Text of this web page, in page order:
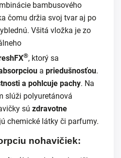
bambusového
čomu držia svoj tvar aj po
Všitá vložka je zo
®, ktorý sa
a priedušnosťou.
a pohlcuje pachy. Na
slúži polyuretánová
sú zdravotne
chemické látky či parfumy.
nohavičiek: